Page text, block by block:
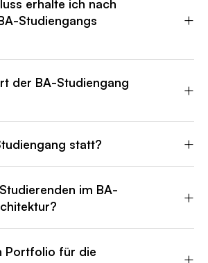
erhalte ich nach
Studiengangs
+
Architektur auf Englisch
Der BA-Studiengang Architektur
unterrichtet. Deutschkenntnisse
aber Bewerber müssen
auf dem Niveau B2 des
Referenzrahmens
nachweisen.
der BA-Studiengang
+
statt? +
im BA-
+
Portfolio für die